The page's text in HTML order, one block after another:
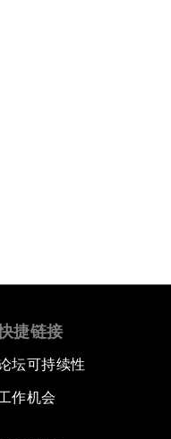
捷链接
坛可持续性
作机会